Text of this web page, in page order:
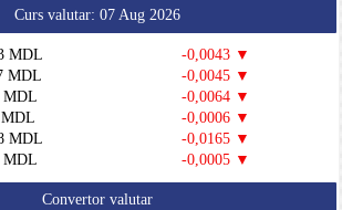
Curs valutar: 07 Aug 2026
MDL
-0,0043 ▼
MDL
-0,0045 ▼
MDL
-0,0064 ▼
MDL
-0,0006 ▼
MDL
-0,0165 ▼
MDL -0,0005 ▼
Convertor valutar